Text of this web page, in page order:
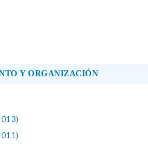
Y ORGANIZACIÓN